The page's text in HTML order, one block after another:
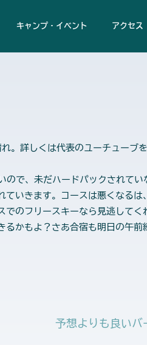
キャンプ・イベント アクセス
。詳しくは代表のユーチューブを
で、未だハードパックされてい
いきます。コースは悪くなるは
のフリースキーなら見逃してく
かもよ？さあ合宿も明日の午前
予想よりも良い